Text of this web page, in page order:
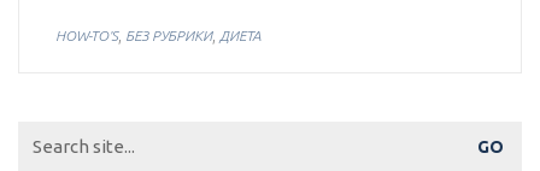
HOW-TO'S, БЕЗ РУБРИКИ, ДИЕТА
for: